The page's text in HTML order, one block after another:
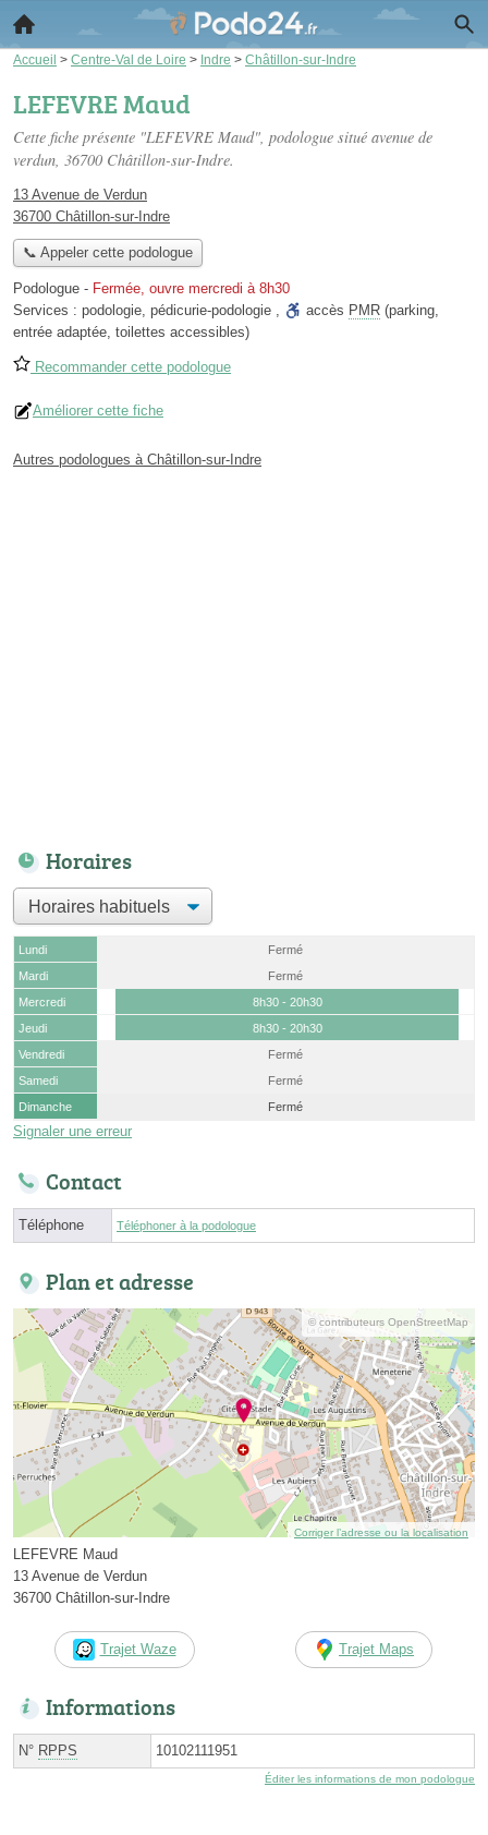
Accueil > Centre-Val de Loire > Indre > Châtillon-sur-Indre
LEFEVRE Maud
Cette fiche présente "LEFEVRE Maud", podologue situé avenue de
verdun, 36700 Châtillon-sur-Indre.
13 Avenue de Verdun
36700 Châtillon-sur-Indre
📞 Appeler cette podologue
Podologue - Fermée, ouvre mercredi à 8h30
Services : podologie, pédicurie-podologie , accès PMR (parking,
entrée adaptée, toilettes accessibles)
Recommander cette podologue
Améliorer cette fiche
Autres podologues à Châtillon-sur-Indre
Horaires
Lundi
Fermé
Mardi
Fermé
Mercredi
8h30 - 20h30
Jeudi
8h30 - 20h30
Vendredi
Fermé
Samedi
Fermé
Dimanche
Fermé
Signaler une erreur
Contact
Téléphone Téléphoner à la podologue
Plan et adresse
© contributeurs OpenStreetMap
Corriger l’adresse ou la localisation
LEFEVRE Maud
13 Avenue de Verdun
36700 Châtillon-sur-Indre
Trajet Waze Trajet Maps
Informations
N° RPPS 10102111951
Éditer les informations de mon podologue